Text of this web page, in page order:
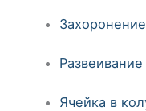
Развеивание
Ячейка в